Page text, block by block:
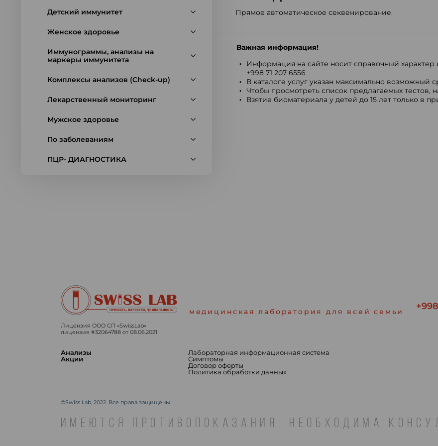
Детский иммунитет
Женское здоровье
Иммунограммы, анализы на
маркеры иммунитета
Комплексы анализов (Check-up)
Лекарственный мониторинг
Мужское здоровье
По заболеваниям
ПЦР- ДИАГНОСТИКА
Прямое автоматическое секвенирование.
Важная информация!
Информация на сайте носит справочный характер
+998 71 207 6556
В каталоге услуг указан максимально возможный
Чтобы просмотреть список предлагаемых тестов,
Взятие биоматериала у детей до 15 лет только в
медицинская лаборатория для всей семьи
Лицензия ООО СП «SwissLab»
лицензия #32064788 от 08.06.2021
Анализы
Акции
Лабораторная информационная система
Симптомы
Договор оферты
Политика обработки данных
©Swiss Lab, 2022. Все права защищены
ИМЕЮТСЯ ПРОТИВОПОКАЗАНИЯ. НЕОБХОДИМА